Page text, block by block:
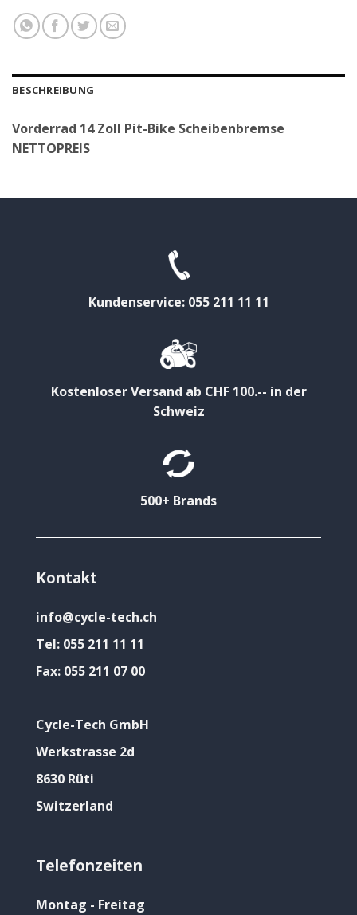
BESCHREIBUNG
Vorderrad 14 Zoll Pit-Bike Scheibenbremse
NETTOPREIS
Kundenservice: 055 211 11 11
Kostenloser Versand ab CHF 100.-- in der
Schweiz
500+ Brands
Kontakt
info@cycle-tech.ch
Tel: 055 211 11 11
Fax: 055 211 07 00
Cycle-Tech GmbH
Werkstrasse 2d
8630 Rüti
Switzerland
Telefonzeiten
Montag - Freitag